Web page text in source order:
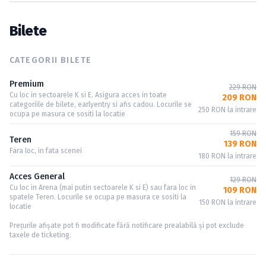
Bilete
CATEGORII BILETE
Premium
Cu loc in sectoarele K si E. Asigura acces in toate
categoriile de bilete, earlyentry si afis cadou. Locurile se
ocupa pe masura ce sositi la locatie
229 RON
209 RON
250 RON la intrare
Teren
Fara loc, in fata scenei
159 RON
139 RON
180 RON la intrare
Acces General
Cu loc in Arena (mai putin sectoarele K si E) sau fara loc in
spatele Teren. Locurile se ocupa pe masura ce sositi la
locatie
129 RON
109 RON
150 RON la intrare
Prețurile afișate pot fi modificate fără notificare prealabilă și pot exclude
taxele de ticketing.